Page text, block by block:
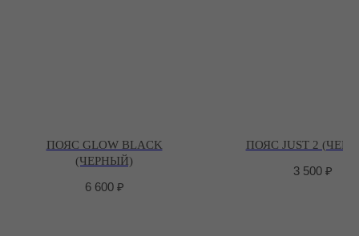
ПОЯС GLOW BLACK
(ЧЕРНЫЙ)
6 600 ₽
ПОЯС JUST 2
3 500 ₽